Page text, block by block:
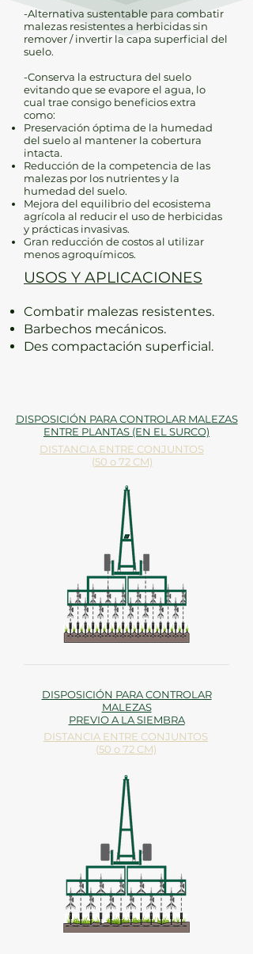
-Alternativa sustentable para combatir
malezas resistentes a herbicidas sin
remover / invertir la capa superficial del
suelo.
-Conserva la estructura del suelo
evitando que se evapore el agua, lo
cual trae consigo beneficios extra
como:
Preservación óptima de la humedad
del suelo al mantener la cobertura
intacta.
Reducción de la competencia de las
malezas por los nutrientes y la
humedad del suelo.
Mejora del equilibrio del ecosistema
agrícola al reducir el uso de herbicidas
y prácticas invasivas.
Gran reducción de costos al utilizar
menos agroquímicos.
USOS Y APLICACIONES
Combatir malezas resistentes.
Barbechos mecánicos.
Des compactación superficial.
DISPOSICIÓN PARA CONTROLAR MALEZAS
ENTRE PLANTAS (EN EL SURCO)
DISTANCIA ENTRE CONJUNTOS
(50 o 72 CM)
DISPOSICIÓN PARA CONTROLAR
MALEZAS
PREVIO A LA SIEMBRA
DISTANCIA ENTRE CONJUNTOS
(50 o 72 CM)